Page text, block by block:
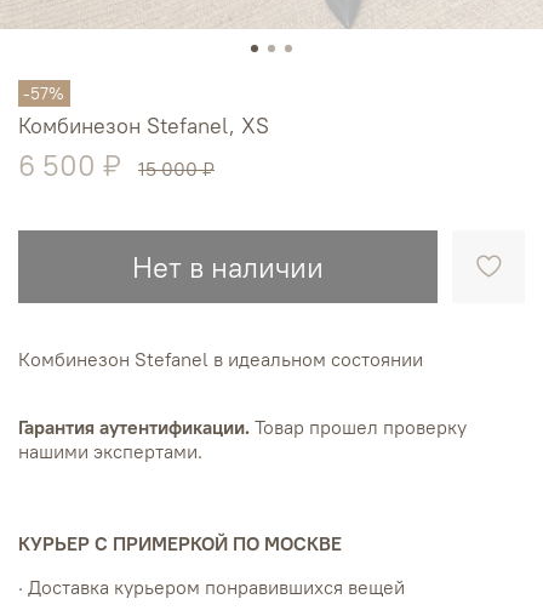
-57%
Комбинезон Stefanel, XS
6 500 ₽ 15 000 ₽
Нет в наличии
Комбинезон Stefanel в идеальном состоянии
Гарантия аутентификации. Товар прошел проверку
нашими экспертами.
КУРЬЕР С ПРИМЕРКОЙ ПО МОСКВЕ
· Доставка курьером понравившихся вещей